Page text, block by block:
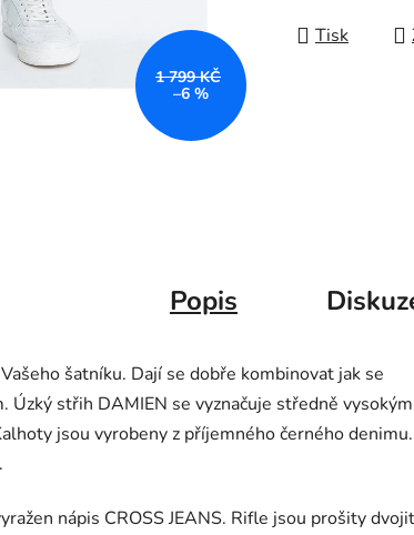
Tisk
1 799 KČ
–6 %
Popis
šatníku. Dají se dobře kombinovat jak se
Úzký střih DAMIEN se vyznačuje středně vysokým
jsou vyrobeny z příjemného černého
nápis CROSS JEANS. Rifle jsou prošity